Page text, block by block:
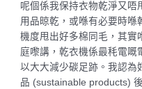
呢個係我保持衣物乾淨又唔
用品晾乾，或喺有必要時喺
機度甩出好多棉同毛，其實
庭嚟講，乾衣機係最秏電嘅
以大大減少碳足跡。我認為
品 (sustainable products)